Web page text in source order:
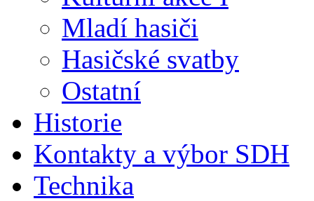
Mladí hasiči
Hasičské svatby
Ostatní
Historie
Kontakty a výbor SDH
Technika